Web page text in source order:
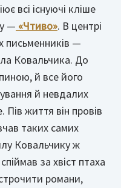
всі існуючі кліше
— «Чтиво». В центрі
—
Ковальчика. До
й все його
й невдалих
життя він провів
таких самих
Ковальчику ж
за хвіст птаха
романи,